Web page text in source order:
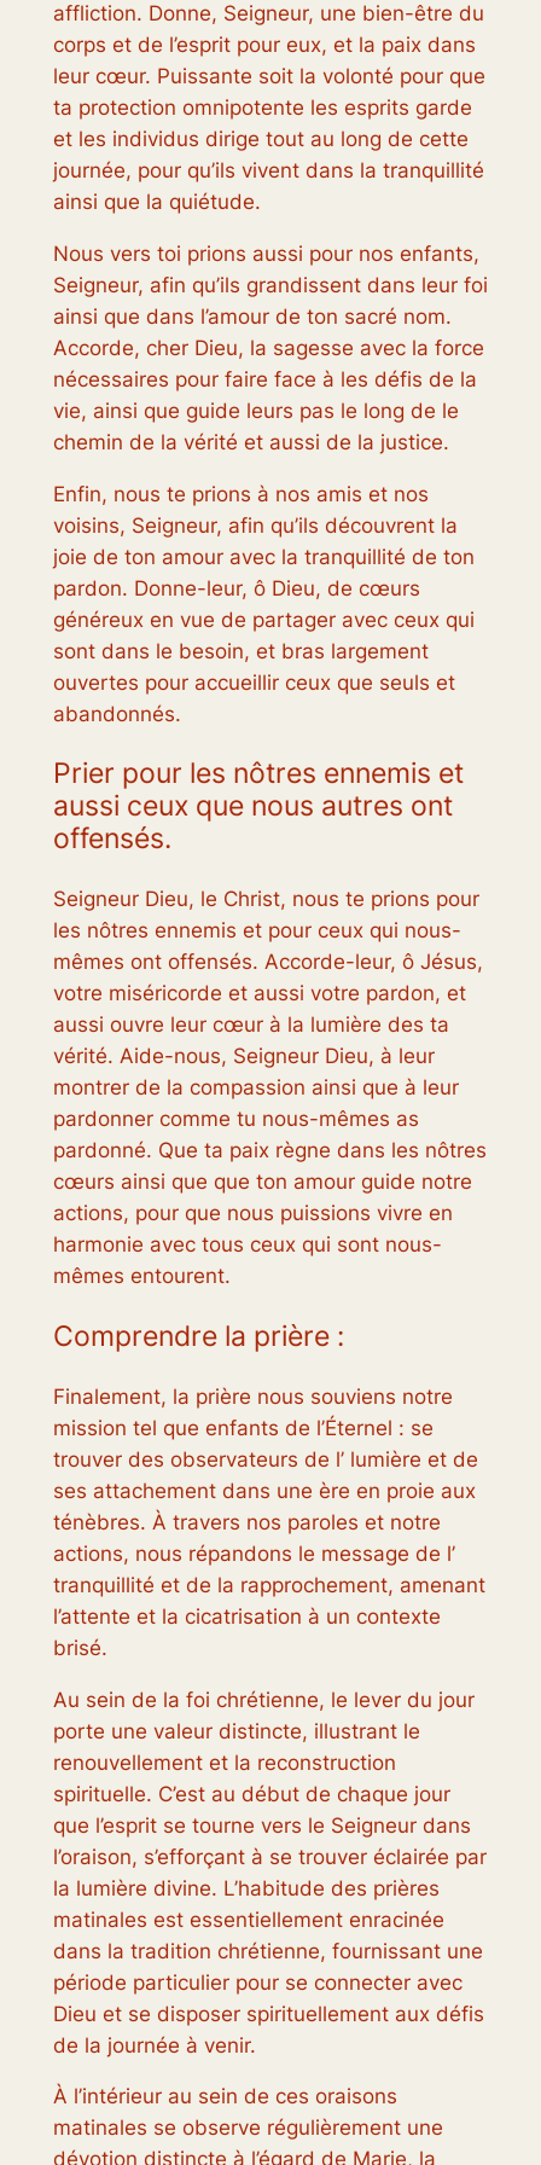
affliction. Donne, Seigneur, une bien-être du
corps et de l’esprit pour eux, et la paix dans
leur cœur. Puissante soit la volonté pour que
ta protection omnipotente les esprits garde
et les individus dirige tout au long de cette
journée, pour qu’ils vivent dans la tranquillité
ainsi que la quiétude.
Nous vers toi prions aussi pour nos enfants,
Seigneur, afin qu’ils grandissent dans leur foi
ainsi que dans l’amour de ton sacré nom.
Accorde, cher Dieu, la sagesse avec la force
nécessaires pour faire face à les défis de la
vie, ainsi que guide leurs pas le long de le
chemin de la vérité et aussi de la justice.
Enfin, nous te prions à nos amis et nos
voisins, Seigneur, afin qu’ils découvrent la
joie de ton amour avec la tranquillité de ton
pardon. Donne-leur, ô Dieu, de cœurs
généreux en vue de partager avec ceux qui
sont dans le besoin, et bras largement
ouvertes pour accueillir ceux que seuls et
abandonnés.
Prier pour les nôtres ennemis et
aussi ceux que nous autres ont
offensés.
Seigneur Dieu, le Christ, nous te prions pour
les nôtres ennemis et pour ceux qui nous-
mêmes ont offensés. Accorde-leur, ô Jésus,
votre miséricorde et aussi votre pardon, et
aussi ouvre leur cœur à la lumière des ta
vérité. Aide-nous, Seigneur Dieu, à leur
montrer de la compassion ainsi que à leur
pardonner comme tu nous-mêmes as
pardonné. Que ta paix règne dans les nôtres
cœurs ainsi que que ton amour guide notre
actions, pour que nous puissions vivre en
harmonie avec tous ceux qui sont nous-
mêmes entourent.
Comprendre la prière :
Finalement, la prière nous souviens notre
mission tel que enfants de l’Éternel : se
trouver des observateurs de l’ lumière et de
ses attachement dans une ère en proie aux
ténèbres. À travers nos paroles et notre
actions, nous répandons le message de l’
tranquillité et de la rapprochement, amenant
l’attente et la cicatrisation à un contexte
brisé.
Au sein de la foi chrétienne, le lever du jour
porte une valeur distincte, illustrant le
renouvellement et la reconstruction
spirituelle. C’est au début de chaque jour
que l’esprit se tourne vers le Seigneur dans
l’oraison, s’efforçant à se trouver éclairée par
la lumière divine. L’habitude des prières
matinales est essentiellement enracinée
dans la tradition chrétienne, fournissant une
période particulier pour se connecter avec
Dieu et se disposer spirituellement aux défis
de la journée à venir.
À l’intérieur au sein de ces oraisons
matinales se observe régulièrement une
dévotion distincte à l’égard de Marie, la